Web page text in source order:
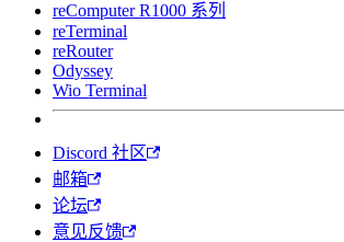
reComputer R1000 系列
reTerminal
reRouter
Odyssey
Wio Terminal
Discord 社区
邮箱
论坛
意见反馈